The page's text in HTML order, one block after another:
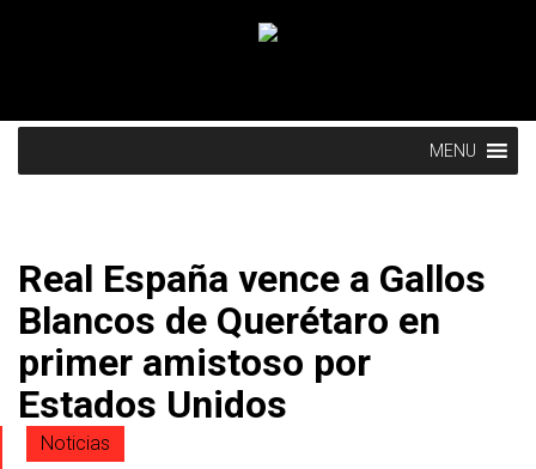
MENU
Real España vence a Gallos
Blancos de Querétaro en
primer amistoso por
Estados Unidos
Noticias